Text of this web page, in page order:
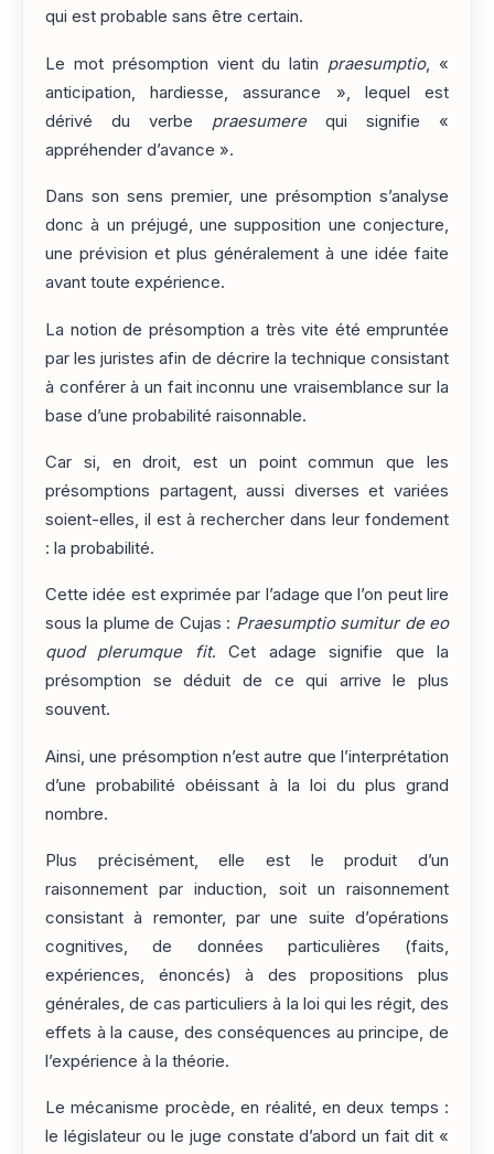
qui est probable sans être certain.
Le mot présomption vient du latin praesumptio, «
anticipation, hardiesse, assurance », lequel est
dérivé du verbe praesumerequi signifie «
appréhender d’avance ».
Dans son sens premier, une présomption s’analyse
donc à un préjugé, une supposition une conjecture,
une prévision et plus généralement à une idée faite
avant toute expérience.
La notion de présomption a très vite été empruntée
par les juristes afin de décrire la technique consistant
à conférer à un fait inconnu une vraisemblance sur la
base d’une probabilité raisonnable.
Car si, en droit, est un point commun que les
présomptions partagent, aussi diverses et variées
soient-elles, il est à rechercher dans leur fondement
: la probabilité.
Cette idée est exprimée par l’adage que l’on peut lire
sous la plume de Cujas : Praesumptio sumitur de eo
quod plerumque fit. Cet adage signifie que la
présomption se déduit de ce qui arrive le plus
souvent.
Ainsi, une présomption n’est autre que l’interprétation
d’une probabilité obéissant à la loi du plus grand
nombre.
Plus précisément, elle est le produit d’un
raisonnement par induction, soit un raisonnement
consistant à remonter, par une suite d’opérations
cognitives, de données particulières (faits,
expériences, énoncés) à des propositions plus
générales, de cas particuliers à la loi qui les régit, des
effets à la cause, des conséquences au principe, de
l’expérience à la théorie.
Le mécanisme procède, en réalité, en deux temps :
le législateur ou le juge constate d’abord un fait dit «